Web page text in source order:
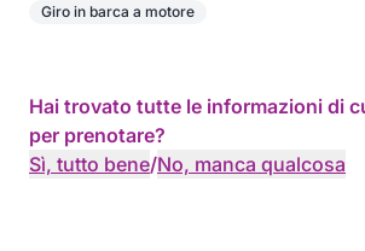
Giro in barca a motore
Hai trovato tutte le informazioni di
per prenotare?
Sì, tutto bene/No, manca qualcosa